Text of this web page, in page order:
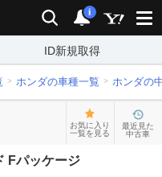
検索 通知
i
ID新規取得
ホンダの車種一覧 ホンダの
お気に入り
一覧を見る
最近見た
中古車
Fパッケージ